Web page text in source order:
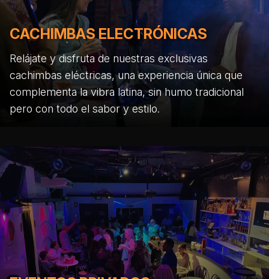
CACHIMBAS ELECTRÓNICAS
Relájate y disfruta de nuestras exclusivas
cachimbas eléctricas, una experiencia única que
complementa la vibra latina, sin humo tradicional
pero con todo el sabor y estilo.